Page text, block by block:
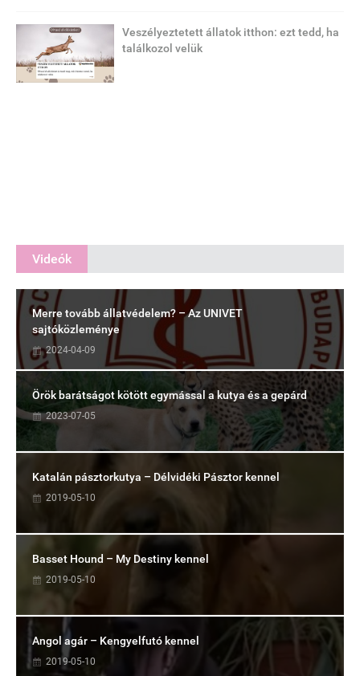
Veszélyeztetett állatok itthon: ezt tedd, ha
találkozol velük
Videók
Merre tovább állatvédelem? – Az UNIVET
sajtóközleménye
2024-04-09
Örök barátságot kötött egymással a kutya és a gepárd
2023-07-05
Katalán pásztorkutya – Délvidéki Pásztor kennel
2019-05-10
Basset Hound – My Destiny kennel
2019-05-10
Angol agár – Kengyelfutó kennel
2019-05-10